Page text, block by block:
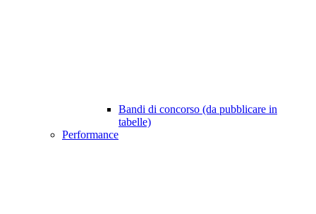
Bandi di concorso (da pubblicare in
tabelle)
Performance